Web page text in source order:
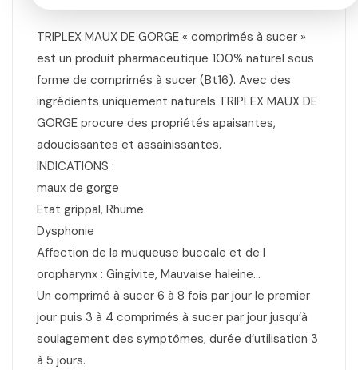
TRIPLEX MAUX DE GORGE « comprimés à sucer »
est un produit pharmaceutique 100% naturel sous
forme de comprimés à sucer (Bt16). Avec des
ingrédients uniquement naturels TRIPLEX MAUX DE
GORGE procure des propriétés apaisantes,
adoucissantes et assainissantes.
INDICATIONS :
maux de gorge
Etat grippal, Rhume
Dysphonie
Affection de la muqueuse buccale et de l
oropharynx : Gingivite, Mauvaise haleine…
Un comprimé à sucer 6 à 8 fois par jour le premier
jour puis 3 à 4 comprimés à sucer par jour jusqu’à
soulagement des symptômes, durée d’utilisation 3
à 5 jours.